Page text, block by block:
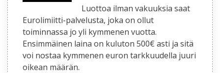
Luottoa ilman vakuuksia saat
Eurolimiitti-palvelusta, joka on ollut
toiminnassa jo yli kymmenen vuotta.
Ensimmäinen laina on kuluton 500€ asti ja sitä
voi nostaa kymmenen euron tarkkuudella juuri
oikean määrän.